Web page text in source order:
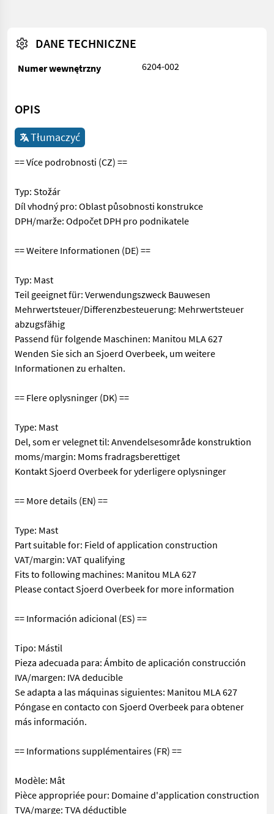
DANE TECHNICZNE
Numer wewnętrzny 6204-002
OPIS
Tłumaczyć
== Více podrobnosti (CZ) ==
Typ: Stožár
Díl vhodný pro: Oblast působnosti konstrukce
DPH/marže: Odpočet DPH pro podnikatele
== Weitere Informationen (DE) ==
Typ: Mast
Teil geeignet für: Verwendungszweck Bauwesen
Mehrwertsteuer/Differenzbesteuerung: Mehrwertsteuer
abzugsfähig
Passend für folgende Maschinen: Manitou MLA 627
Wenden Sie sich an Sjoerd Overbeek, um weitere
Informationen zu erhalten.
== Flere oplysninger (DK) ==
Type: Mast
Del, som er velegnet til: Anvendelsesområde konstruktion
moms/margin: Moms fradragsberettiget
Kontakt Sjoerd Overbeek for yderligere oplysninger
== More details (EN) ==
Type: Mast
Part suitable for: Field of application construction
VAT/margin: VAT qualifying
Fits to following machines: Manitou MLA 627
Please contact Sjoerd Overbeek for more information
== Información adicional (ES) ==
Tipo: Mástil
Pieza adecuada para: Ámbito de aplicación construcción
IVA/margen: IVA deducible
Se adapta a las máquinas siguientes: Manitou MLA 627
Póngase en contacto con Sjoerd Overbeek para obtener
más información.
== Informations supplémentaires (FR) ==
Modèle: Mât
Pièce appropriée pour: Domaine d'application construction
TVA/marge: TVA déductible